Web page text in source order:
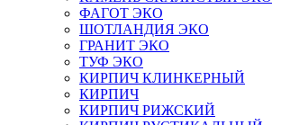
ФАГОТ ЭКО
ШОТЛАНДИЯ ЭКО
ГРАНИТ ЭКО
ТУФ ЭКО
КИРПИЧ КЛИНКЕРНЫЙ
КИРПИЧ
КИРПИЧ РИЖСКИЙ